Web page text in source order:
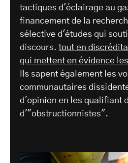
tactiques d'éclairage au
financement de la
sélective d'études qui
discours. tout en
qui mettent en évidence
Ils sapent également les
communautaires
d'opinion en les qualifiant
d'"obstructionnistes".